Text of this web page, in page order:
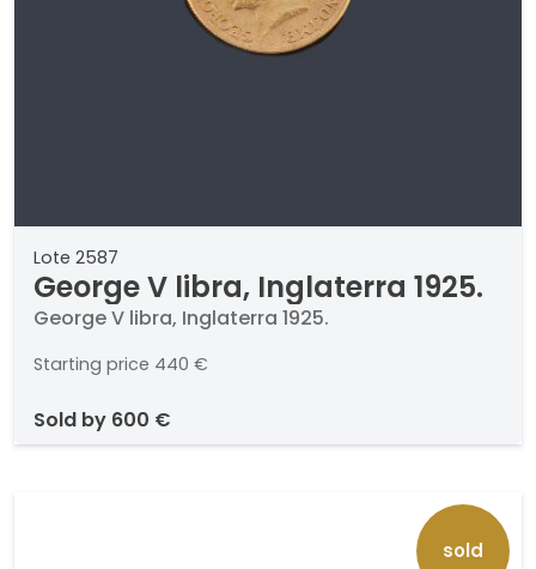
Lote 2587
George V libra, Inglaterra 1925.
George V libra, Inglaterra 1925.
Starting price 440 €
sold by 600 €
sold